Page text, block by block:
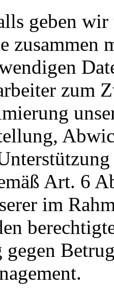
geben
zum
Art. 6
im
gegen